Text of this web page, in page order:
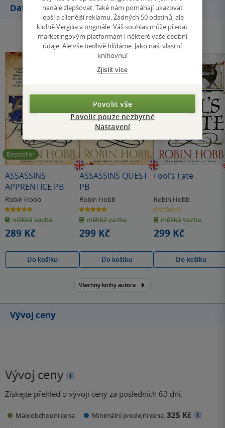
Další knihy autora
Bestseller
ASSASSINS
APPRENTICE PB
Robin Hobb
5.0
z
5
hvězdiček
měkká vazba
289 Kč
Do košíku
ASSASSINS QUEST
PB
Robin Hobb
5.0
z
5
hvězdiček
měkká vazba
299 Kč
Do košíku
Fool’s Fate
Robin Hobb
0.0
z
5
hvězdiček
měkká vazba
299 Kč
Do košíku
Všechny knihy autora
Vývoj ceny
Vývoj ceny
Získejte přehled o vývoji ceny za posledních 60 dní.
Maloobchodní cena Minimální prodejní cena:325 Kč
nadále zlepšovat. Také nám pomáhají ukazovat
lepší a cílenější reklamu. Žádných 50 odstínů, ale
klidně Vergilia v originále. Váš souhlas může předat
marketingovým platformám i některé vaše osobní
údaje. Ale vše bedlivě hlídáme. Jako naši vlastní
knihovnu!
Zjistit více
Povolit vše
Povolit pouze nezbytné
Nastavení